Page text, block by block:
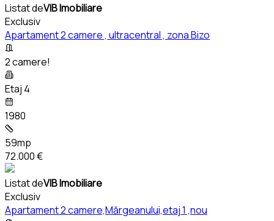
Listat deVIB Imobiliare
Exclusiv
Apartament 2 camere , ultracentral , zona Bizo
2 camere!
Etaj 4
1980
59mp
72.000 €
Listat deVIB Imobiliare
Exclusiv
Apartament 2 camere,Mărgeanului,etaj 1 ,nou